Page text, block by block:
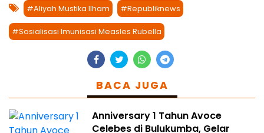
#Aliyah Mustika Ilham #Republiknews
#Sosialisasi Imunisasi Measles Rubella
BACA JUGA
Anniversary 1 Tahun Avoce
Celebes di Bulukumba, Gelar